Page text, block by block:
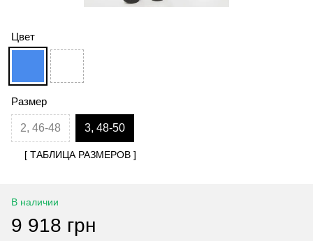
Цвет
Размер
2, 46-48 3, 48-50
[ ТАБЛИЦА РАЗМЕРОВ ]
В наличии
9 918 грн